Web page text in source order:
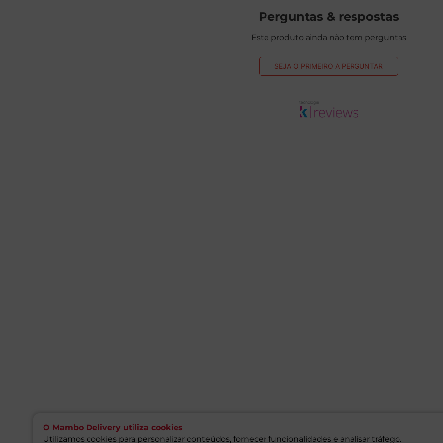
O Mambo Delivery utiliza cookies
Utilizamos cookies para personalizar conteúdos, fornecer funcionalidades e analisar tráfego.
Perguntas & respostas
Este produto ainda não tem perguntas
SEJA O PRIMEIRO A PERGUNTAR